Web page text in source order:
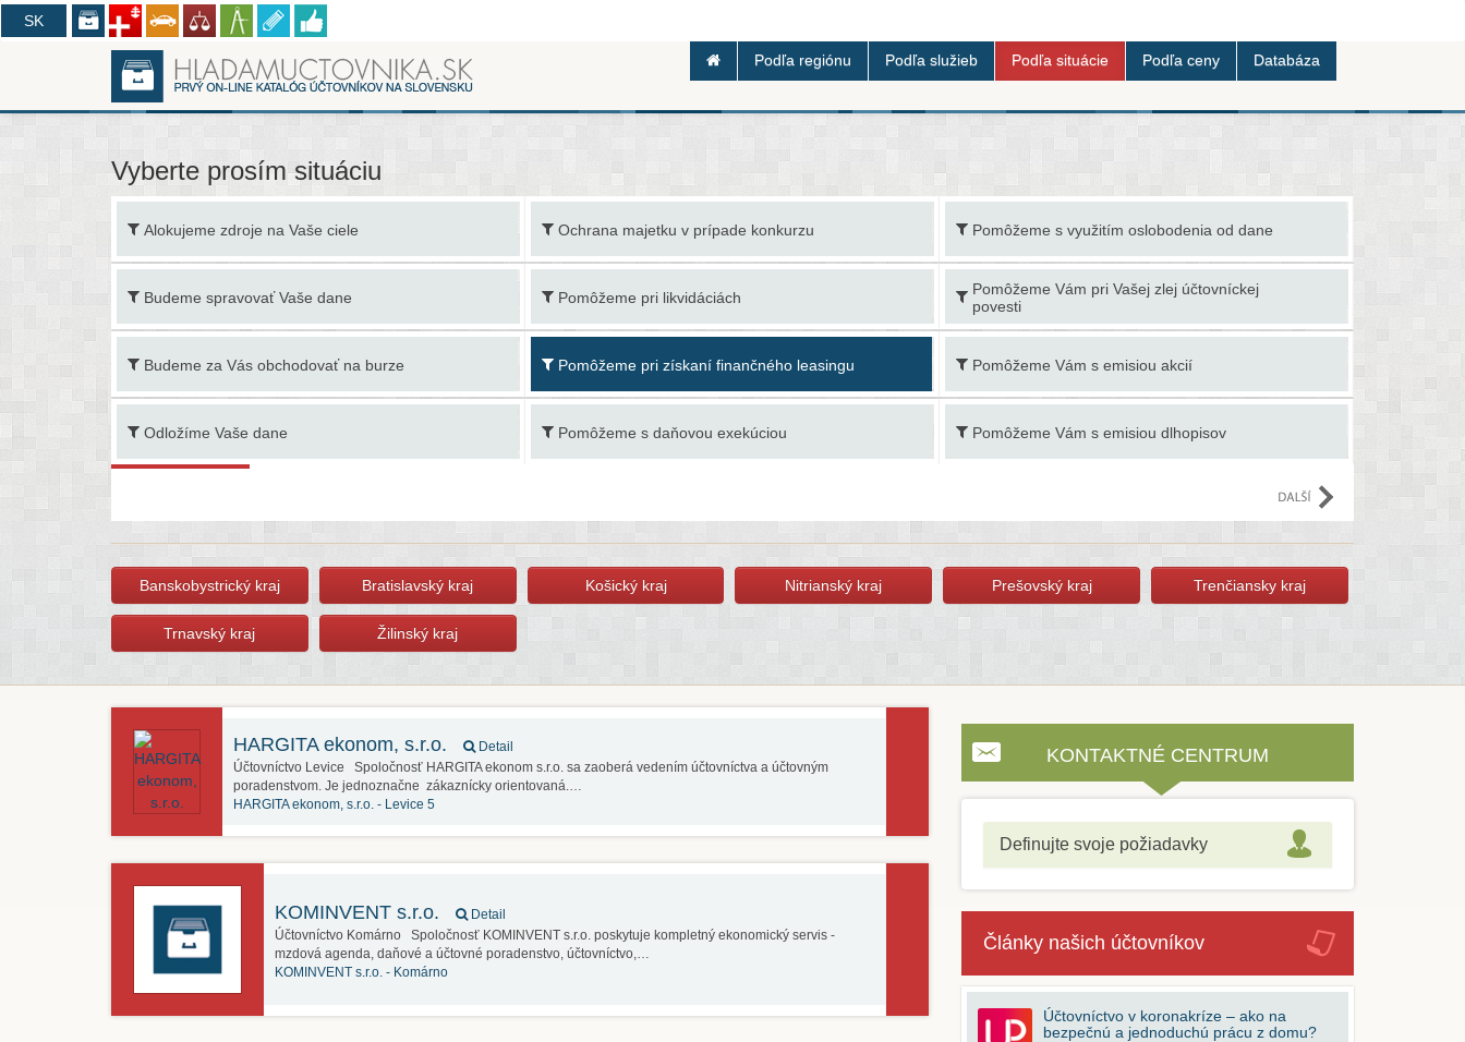
SK
CZ
Podľa regiónu Podľa služieb Podľa situácie Podľa ceny Databáza
Vyberte prosím situáciu
Alokujeme zdroje na Vaše ciele
Budeme spravovať Vaše dane
Budeme za Vás obchodovať na burze
Odložíme Vaše dane
Ochrana majetku v prípade konkurzu
Pomôžeme pri likvidáciách
Pomôžeme pri získaní finančného leasingu
Pomôžeme s daňovou exekúciou
Pomôžeme s využitím oslobodenia od dane
Pomôžeme Vám pri Vašej zlej účtovníckej
povesti
Pomôžeme Vám s emisiou akcií
Pomôžeme Vám s emisiou dlhopisov
faktúry /
Banskobystrický kraj Bratislavský kraj Košický kraj Nitrianský kraj Prešovský kraj Trenčiansky kraj
Trnavský kraj Žilinský kraj
HARGITA ekonom, s.r.o.
Detail
Účtovníctvo Levice Spoločnosť HARGITA ekonom s.r.o. sa zaoberá vedením účtovníctva a účtovným
poradenstvom. Je jednoznačne zákaznícky orientovaná.…
HARGITA ekonom, s.r.o. - Levice 5
KOMINVENT s.r.o.
Detail
Účtovníctvo Komárno Spoločnosť KOMINVENT s.r.o. poskytuje kompletný ekonomický servis -
mzdová agenda, daňové a účtovné poradenstvo, účtovníctvo,…
KOMINVENT s.r.o. - Komárno
KONTAKTNÉ CENTRUM
Definujte svoje požiadavky
Články našich účtovníkov
Účtovníctvo v koronakríze – ako na
bezpečnú a jednoduchú prácu z domu?